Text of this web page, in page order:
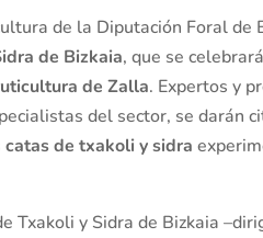
de la Diputación Foral de
de Bizkaia, que se
de Zalla. Expertos y
del sector, se darán
catas de txakoli y sidra
Txakoli y Sidra de Bizkaia